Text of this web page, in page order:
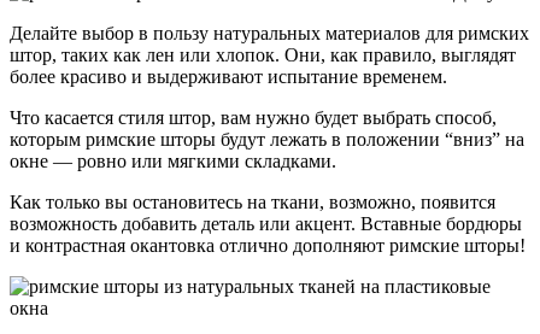
Делайте выбор в пользу натуральных материалов для римских
штор, таких как лен или хлопок. Они, как правило, выглядят
более красиво и выдерживают испытание временем.
Что касается стиля штор, вам нужно будет выбрать способ,
которым римские шторы будут лежать в положении “вниз” на
окне — ровно или мягкими складками.
Как только вы остановитесь на ткани, возможно, появится
возможность добавить деталь или акцент. Вставные бордюры
и контрастная окантовка отлично дополняют римские шторы!